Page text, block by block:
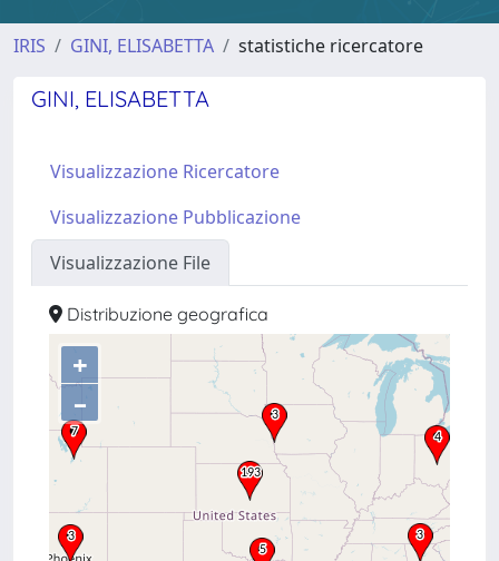
IRIS GINI, ELISABETTA statistiche ricercatore
GINI, ELISABETTA
Visualizzazione Ricercatore
Visualizzazione Pubblicazione
Visualizzazione File
Distribuzione geografica
+
–